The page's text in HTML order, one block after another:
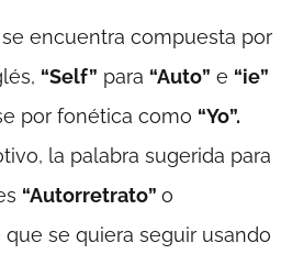
se encuentra compuesta por
“Self” para “Auto” e “ie”
por fonética como “Yo”.
la palabra sugerida para
“Autorretrato” o
que se quiera seguir usando